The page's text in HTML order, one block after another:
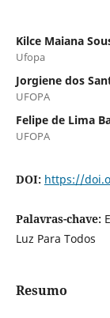
Kilce Maiana
Ufopa
Jorgiene dos
UFOPA
Felipe de Lima
UFOPA
DOI: https://
Palavras-chave:
Luz Para Todos
Resumo